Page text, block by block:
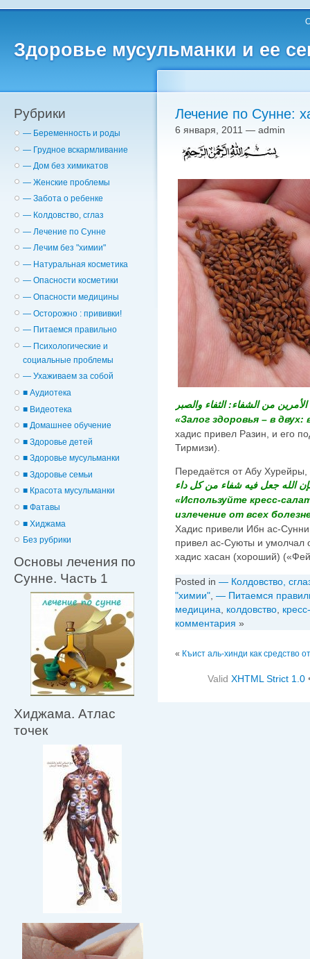
Здоровье мусульманки и ее
Рубрики
— Беременность и роды
— Грудное вскармливание
— Дом без химикатов
— Женские проблемы
— Забота о ребенке
— Колдовство, сглаз
— Лечение по Сунне
— Лечим без "химии"
— Натуральная косметика
— Опасности косметики
— Опасности медицины
— Осторожно : прививки!
— Питаемся правильно
— Психологические и
cоциальные проблемы
— Ухаживаем за собой
■ Аудиотека
■ Видеотека
■ Домашнее обучение
■ Здоровье детей
■ Здоровье мусульманки
■ Здоровье семьи
■ Красота мусульманки
■ Фатавы
■ Хиджама
Без рубрики
Основы лечения по
Сунне. Часть 1
Хиджама. Атлас
точек
6 января, 2011 — admin
من الشفاء: الثفاء والصبر
«Залог здоровья – в двух:
хадис привел Разин, и его
Тирмизи).
فإن الله جعل فيه شفاء من كل داء
«Используйте кресс-
излечение от всех
Хадис привели Ибн ас-
привел ас-Суюты и умолчал
хадис хасан (хороший)
Posted in — Колдовство,
"химии" — Питаемся
медицина
колдовствo
комментария »
« Къист аль-хинди как средство
ValidXHTML Strict 1.0